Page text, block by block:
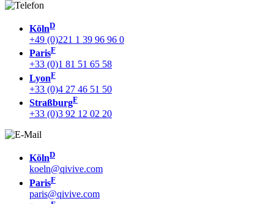
KölnD
+49 (0)221 1 39 96 96 0
ParisF
+33 (0)1 81 51 65 58
LyonF
+33 (0)4 27 46 51 50
StraßburgF
+33 (0)3 92 12 02 20
KölnD
koeln@qivive.com
ParisF
paris@qivive.com